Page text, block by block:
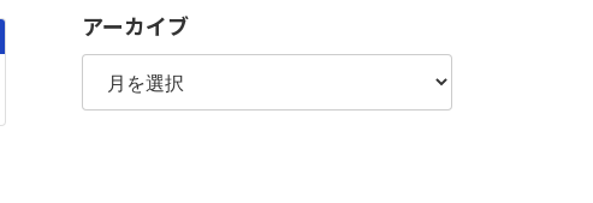
アーカイブ
ア
カ